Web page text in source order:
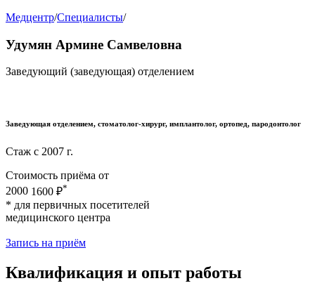
Медцентр/Специалисты/
Удумян Армине Самвеловна
Заведующий (заведующая) отделением
Заведующая отделением, стомaтолог-хирург, имплантолог, ортопед, пaродонтолог
Стаж с 2007 г.
Стоимость приёма от
2000 1600 ₽*
* для первичных посетителей
медицинского центра
Запись на приём
Квалификация и опыт работы